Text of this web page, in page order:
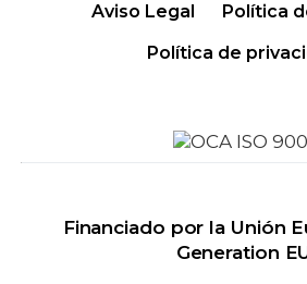
Aviso Legal
Política
Política de
Financiado por la Unión
Generation